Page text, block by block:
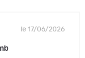
le 17/06/2026